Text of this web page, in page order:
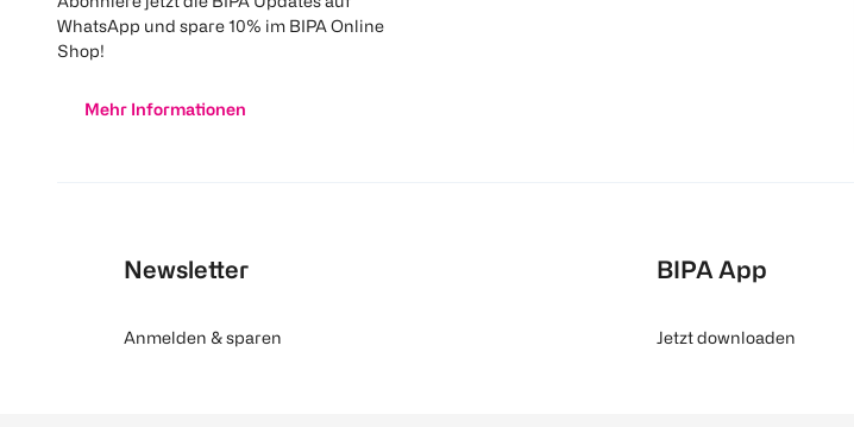
WhatsApp und spare 10% im BIPA Online
Shop!
Mehr Informationen
Newsletter
Anmelden & sparen
BIPA App
Jetzt downloaden